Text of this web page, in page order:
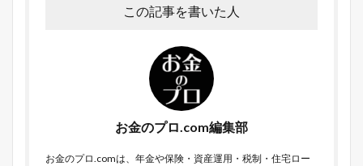
この記事を書いた人
お金のプロ.com編集部
お金のプロ.comは、年金や保険・資産運用・税制・住宅ロー